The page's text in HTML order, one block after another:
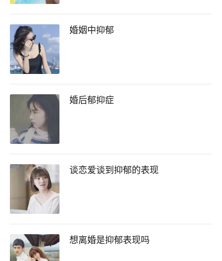
婚姻中抑郁
婚后郁抑症
谈恋爱谈到抑郁的表现
想离婚是抑郁表现吗